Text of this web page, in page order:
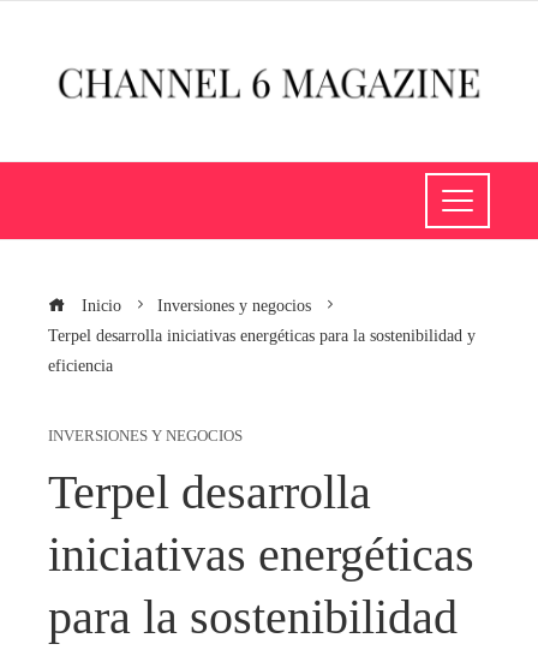
Inicio
Inversiones y negocios
Terpel desarrolla iniciativas energéticas para la sostenibilidad y
eficiencia
INVERSIONES Y NEGOCIOS
Terpel desarrolla
iniciativas energéticas
para la sostenibilidad